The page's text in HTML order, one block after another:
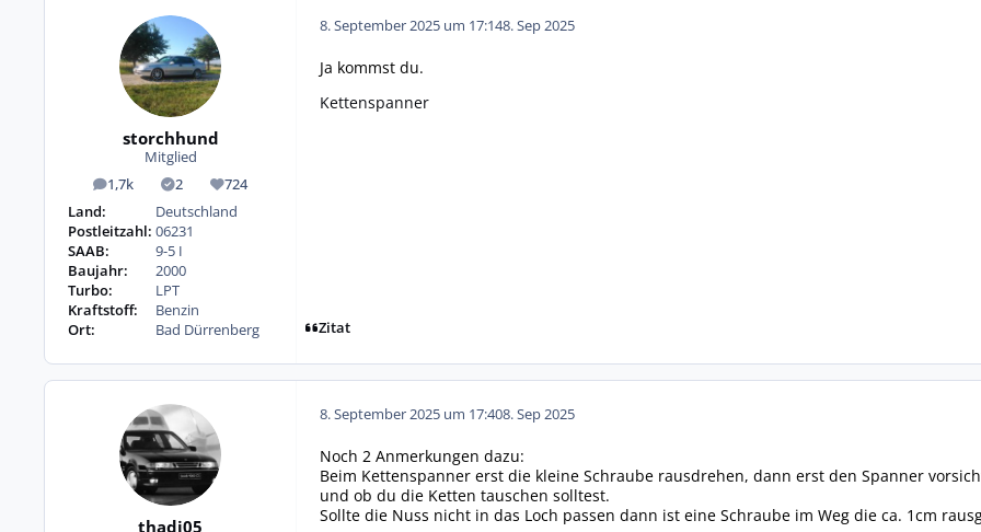
storchhund
Mitglied
1,7k
Beiträge 2
Lösungen724
Reputation
Land:
Deutschland
Postleitzahl: 06231
SAAB:
9-5 I
Baujahr:
2000
Turbo:
LPT
Kraftstoff:
Benzin
Ort:
Bad Dürrenberg
8. September 2025 um 17:148. Sep 2025
Ja kommst du.
Kettenspanner
Zitat
8. September 2025 um 17:408. Sep 2025
Noch 2 Anmerkungen dazu:
Beim Kettenspanner erst die kleine Schraube rausdrehen, dann erst den Spanner
und ob du die Ketten tauschen solltest.
Sollte die Nuss nicht in das Loch passen dann ist eine Schraube im Weg die ca. 1cm